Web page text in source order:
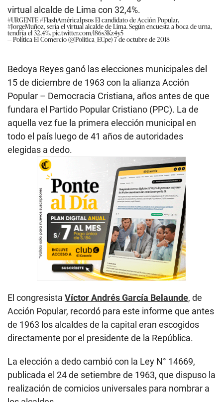
virtual alcalde de Lima con 32,4%.
#URGENTE#FlashAméricaIpsosEl candidato de Acción Popular,
#JorgeMuñoz, sería el virtual alcalde de Lima. Según encuesta a boca de urna,
tendría el 32,4%.pic.twitter.com/l86s3Kz4y5
— Política El Comercio (@Politica_ECpe)7 de octubre de 2018
Bedoya Reyes ganó las elecciones municipales del
15 de diciembre de 1963 con la alianza Acción
Popular – Democracia Cristiana, años antes de que
fundara el Partido Popular Cristiano (PPC). La de
aquella vez fue la primera elección municipal en
todo el país luego de 41 años de autoridades
elegidas a dedo.
El congresista Víctor Andrés García Belaunde, de
Acción Popular, recordó para este informe que antes
de 1963 los alcaldes de la capital eran escogidos
directamente por el presidente de la República.
La elección a dedo cambió con la Ley N° 14669,
publicada el 24 de setiembre de 1963, que dispuso la
realización de comicios universales para nombrar a